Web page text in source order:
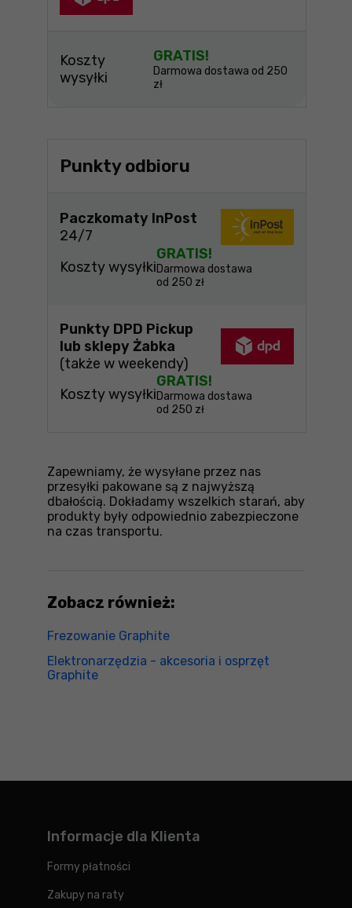
Koszty
wysyłki
GRATIS!
Darmowa dostawa od 250
zł
Punkty odbioru
Paczkomaty InPost
24/7
Koszty wysyłki
GRATIS!
Darmowa dostawa
od 250 zł
Punkty DPD Pickup
lub sklepy Żabka
(także w weekendy)
Koszty wysyłki
GRATIS!
Darmowa dostawa
od 250 zł
Zapewniamy, że wysyłane przez nas
przesyłki pakowane są z najwyższą
dbałością. Dokładamy wszelkich starań, aby
produkty były odpowiednio zabezpieczone
na czas transportu.
Zobacz również:
Frezowanie Graphite
Elektronarzędzia - akcesoria i osprzęt
Graphite
Informacje dla Klienta
Formy płatności
Zakupy na raty